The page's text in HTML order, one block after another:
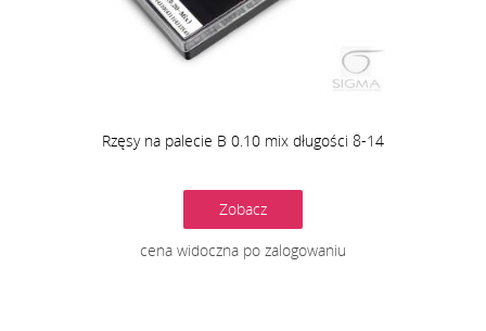
Rzęsy na palecie B 0.10 mix długości 8-14
Zobacz
cena widoczna po zalogowaniu